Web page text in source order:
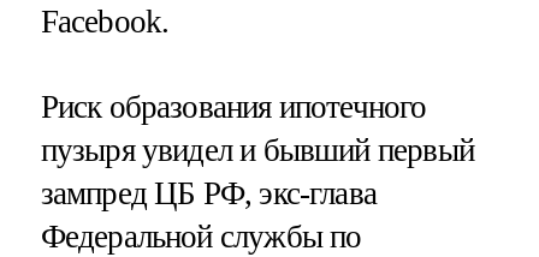
Facebook.
Риск образования ипотечного
пузыря увидел и бывший первый
зампред ЦБ РФ, экс-глава
Федеральной службы по